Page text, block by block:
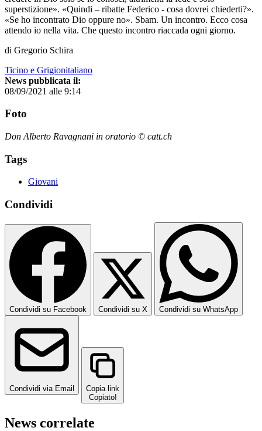
superstizione». «Quindi – ribatte Federico - cosa dovrei chiederti?».
«Se ho incontrato Dio oppure no». Sbam. Un incontro. Ecco cosa
attendo io nella vita. Che questo incontro riaccada ogni giorno.
di Gregorio Schira
Ticino e Grigionitaliano
News pubblicata il:
08/09/2021 alle 9:14
Foto
Don Alberto Ravagnani in oratorio © catt.ch
Tags
Giovani
Condividi
Condividi su Facebook Condividi su X Condividi su WhatsApp
Condividi via Email
Copia link
Copiato!
News correlate